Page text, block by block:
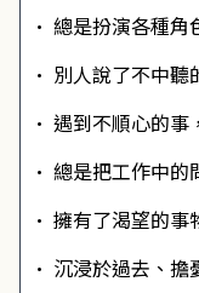
• 總是扮演各種角
• 別人說了不中聽
• 遇到不順心的事
• 總是把工作中的
• 擁有了渴望的事
• 沉浸於過去、